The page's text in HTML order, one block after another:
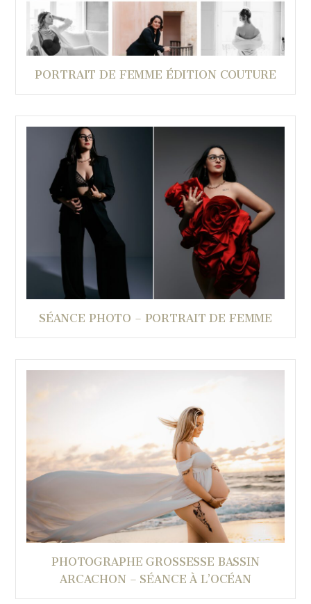
PORTRAIT DE FEMME ÉDITION COUTURE
SÉANCE PHOTO – PORTRAIT DE FEMME
PHOTOGRAPHE GROSSESSE BASSIN
ARCACHON – SÉANCE À L’OCÉAN